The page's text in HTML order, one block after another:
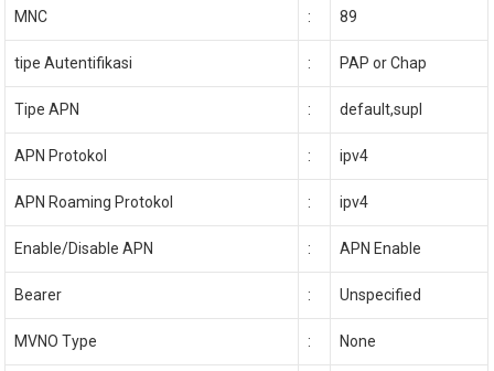
MNC : 89
tipe Autentifikasi : PAP or Chap
Tipe APN : default,supl
APN Protokol : ipv4
APN Roaming Protokol : ipv4
Enable/Disable APN : APN Enable
Bearer : Unspecified
MVNO Type : None